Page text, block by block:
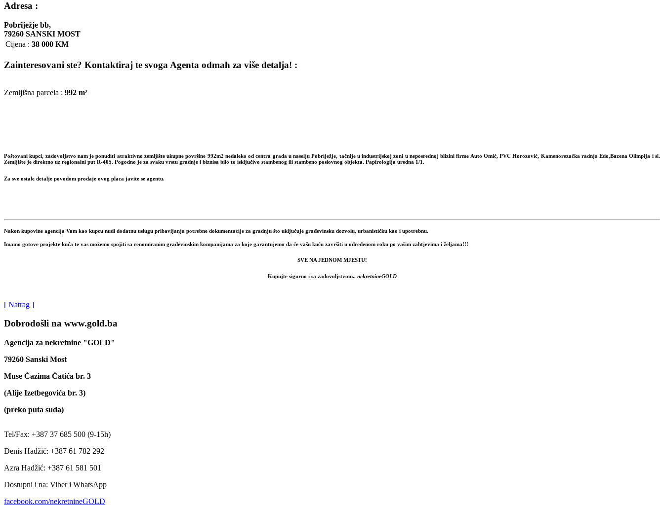
Adresa :
Pobriježje bb,
79260 SANSKI MOST
Cijena : 38 000 KM
Zainteresovani ste? Kontaktiraj te svoga Agenta odmah za više detalja! :
Zemljišna parcela : 992 m²
Poštovani kupci, zadovoljstvo nam je ponuditi atraktivno zemljište ukupne površine 992m2 nedaleko od centra grada u naselju Pobriježje, tačnije u industrijskoj zoni u neposrednoj blizini firme Auto Omić, PVC Horozović, Kamenorezačka radnja Edo,Bazena Olimpija i sl.
Zemljište je direktno uz regionalni put R-405. Pogodno je za svaku vrstu gradnje i biznisa bilo to isključivo stambenog ili stambeno poslovnog objekta. Papirologija uredna 1/1.
Za sve ostale detalje povodom prodaje ovog placa javite se agentu.
Nakon kupovine agencija Vam kao kupcu nudi dodatnu uslugu pribavljanja potrebne dokumentacije za gradnju što uključuje građevinsku dozvolu, urbanističku kao i upotrebnu.
Imamo gotove projekte kuća te vas možemo spojiti sa renomiranim građevinskim kompanijama za koje garantujemo da će vašu kuću završiti u određenom roku po vašim zahtjevima i željama!!!
SVE NA JEDNOM MJESTU!
Kupujte sigurno i sa zadovoljstvom.. nekretnineGOLD
[ Natrag ]
Dobrodošli na www.gold.ba
Agencija za nekretnine "GOLD"
79260 Sanski Most
Muse Ćazima Ćatića br. 3
(Alije Izetbegovića br. 3)
(preko puta suda)
Tel/Fax: +387 37 685 500 (9-15h)
Denis Hadžić: +387 61 782 292
Azra Hadžić: +387 61 581 501
Dostupni i na: Viber i WhatsApp
facebook.com/nekretnineGOLD